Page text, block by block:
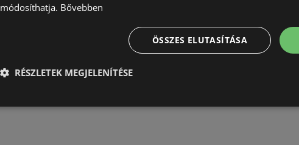
módosíthatja. Bővebben
ÖSSZES ELUTASÍTÁSA
RÉSZLETEK MEGJELENÍTÉSE